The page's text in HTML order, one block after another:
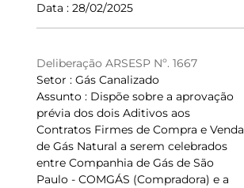
Data : 28/02/2025
Deliberação ARSESP Nº. 1667
Setor : Gás Canalizado
Assunto : Dispõe sobre a aprovação
prévia dos dois Aditivos aos
Contratos Firmes de Compra e Venda
de Gás Natural a serem celebrados
entre Companhia de Gás de São
Paulo - COMGÁS (Compradora) e a